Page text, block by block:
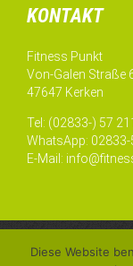
KONTAKT
Fitness Punkt
Von-Galen Straße
47647 Kerken
Tel: (02833-) 57
WhatsApp:
E-Mail:
Diese Website